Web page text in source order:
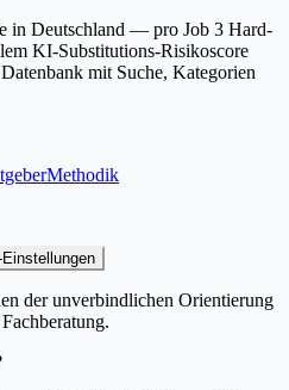
in Deutschland — pro Job 3 Hard-
KI-Substitutions-Risikoscore
mit Suche, Kategorien
Methodik
der unverbindlichen Orientierung